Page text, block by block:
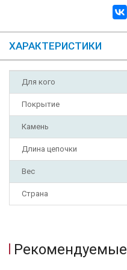
ХАРАКТЕРИСТИКИ
Для кого
Покрытие
Камень
Длина цепочки
Вес
Страна